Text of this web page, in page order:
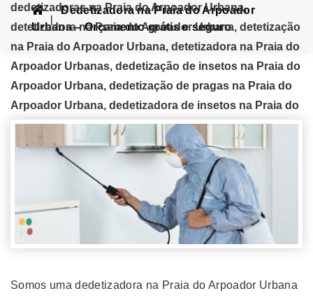
dedetizadoras na Praia do Arpoador Urbana,
detetizadora na Praia do Arpoador Urbana, detetização
na Praia do Arpoador Urbana, detetizadora na Praia do
Arpoador Urbanas, dedetização de insetos na Praia do
Arpoador Urbana, dedetização de pragas na Praia do
Arpoador Urbana, dedetizadora de insetos na Praia do
Arpoador Urbana, dedetizadora de pragas na Praia do
Arpoador Urbana, dedetização de cupins na Praia do
Arpoador Urbana, dedetização de baratas, dedetização
de pulgas na Praia do Arpoador Urbana
Dedetizadora na Praia do Arpoador
Urbana – Orçamento grátis e seguro
Somos uma dedetizadora na Praia do Arpoador Urbana